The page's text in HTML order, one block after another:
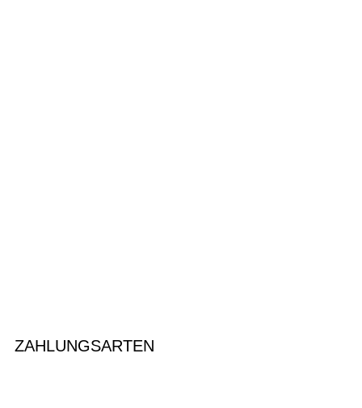
ZAHLUNGSARTEN